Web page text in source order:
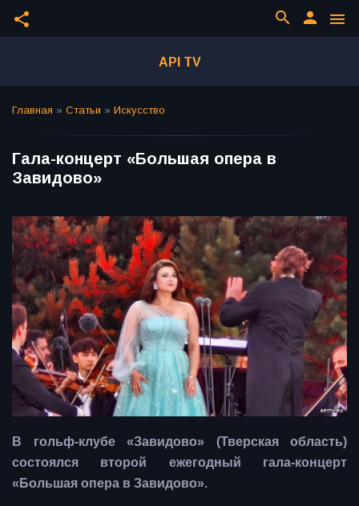
share menu
person
search
API TV
Главная » Статьи » Искусство
Гала-концерт «Большая опера в
Завидово»
В гольф-клубе «Завидово» (Тверская область)
состоялся второй ежегодный гала-концерт
«Большая опера в Завидово».